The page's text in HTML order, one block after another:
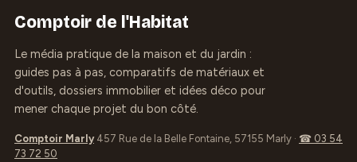
Comptoir de l'Habitat
Le média pratique de la maison et du jardin :
guides pas à pas, comparatifs de matériaux et
d'outils, dossiers immobilier et idées déco pour
mener chaque projet du bon côté.
Comptoir Marly 457 Rue de la Belle Fontaine, 57155 Marly · ☎ 03 54
73 72 50